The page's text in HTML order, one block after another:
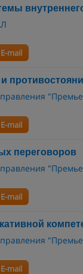
mail
mail
переговоров
mail
mail